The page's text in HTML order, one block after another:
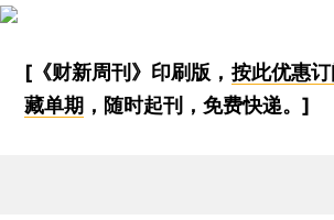
[《财新周刊》印刷版， 按此优惠
藏单期 ，随时起刊，免费快递。]